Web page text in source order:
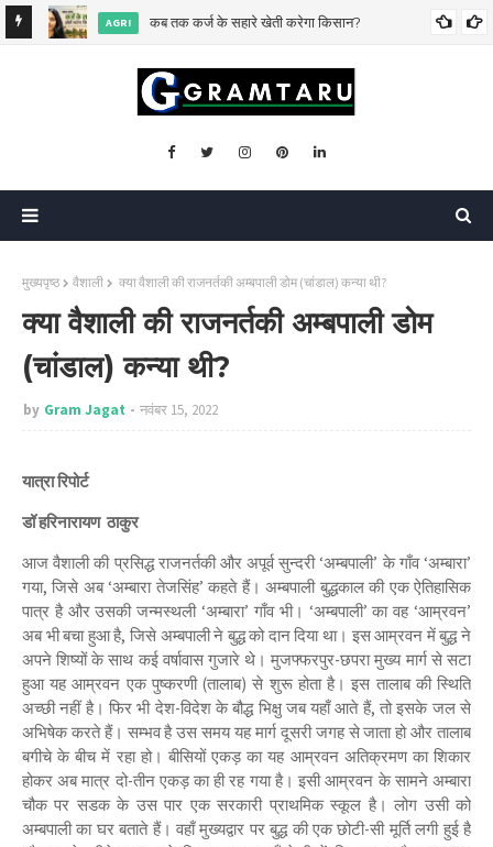
बाल विवाह बाल विवाह: बदलती सोच के बावजूद चुनौती बरकरार है
मुख्यपृष्ठ वैशाली क्या वैशाली की राजनर्तकी अम्बपाली डोम (चांडाल) कन्या थी?
क्या वैशाली की राजनर्तकी अम्बपाली डोम
(चांडाल) कन्या थी?
by Gram Jagat नवंबर 15, 2022
यात्रा रिपोर्ट
डॉ हरिनारायण ठाकुर
आज वैशाली की प्रसिद्ध राजनर्तकी और अपूर्व सुन्दरी ‘अम्बपाली’ के गाँव ‘अम्बारा’
गया, जिसे अब ‘अम्बारा तेजसिंह’ कहते हैं। अम्बपाली बुद्धकाल की एक ऐतिहासिक
पात्र है और उसकी जन्मस्थली ‘अम्बारा’ गाँव भी। ‘अम्बपाली’ का वह ‘आम्रवन’
अब भी बचा हुआ है, जिसे अम्बपाली ने बुद्ध को दान दिया था। इस आम्रवन में बुद्ध ने
अपने शिष्यों के साथ कई वर्षावास गुजारे थे। मुजफ्फरपुर-छपरा मुख्य मार्ग से सटा
हुआ यह आम्रवन एक पुष्करणी (तालाब) से शुरू होता है। इस तालाब की स्थिति
अच्छी नहीं है। फिर भी देश-विदेश के बौद्ध भिक्षु जब यहाँ आते हैं, तो इसके जल से
अभिषेक करते हैं। सम्भव है उस समय यह मार्ग दूसरी जगह से जाता हो और तालाब
बगीचे के बीच में रहा हो। बीसियों एकड़ का यह आम्रवन अतिक्रमण का शिकार
होकर अब मात्र दो-तीन एकड़ का ही रह गया है। इसी आम्रवन के सामने अम्बारा
चौक पर सडक के उस पार एक सरकारी प्राथमिक स्कूल है। लोग उसी को
अम्बपाली का घर बताते हैं। वहाँ मुख्यद्वार पर बुद्ध की एक छोटी-सी मूर्ति लगी हुई है